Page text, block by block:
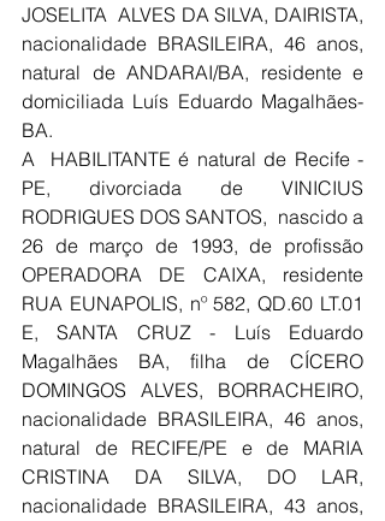
JOSELITA  ALVES DA SILVA, DAIRISTA,
nacionalidade BRASILEIRA, 46 anos,
natural de ANDARAI/BA, residente e
domiciliada Luís Eduardo Magalhães-
BA.
A  HABILITANTE é natural de Recife -
PE, divorciada de VINICIUS
RODRIGUES DOS SANTOS,  nascido a
26 de março de 1993, de profissão
OPERADORA DE CAIXA, residente
RUA EUNAPOLIS, nº 582, QD.60 LT.01
E, SANTA CRUZ - Luís Eduardo
Magalhães BA, filha de CÍCERO
DOMINGOS ALVES, BORRACHEIRO,
nacionalidade BRASILEIRA, 46 anos,
natural de RECIFE/PE e de MARIA
CRISTINA DA SILVA, DO LAR,
nacionalidade BRASILEIRA, 43 anos,